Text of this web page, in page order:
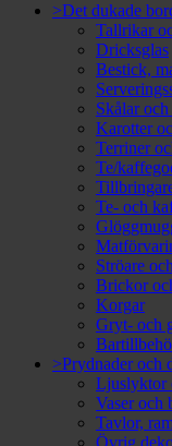
>Det dukade
Tallrikar
Dricksglas
Bestick,
Skålar
Karotter
Terriner
Te/
Te- och
Ströare
Brickor
Korgar
Gryt- och
>Prydnader och
Ljuslyktor
Vaser och
Tavlor,